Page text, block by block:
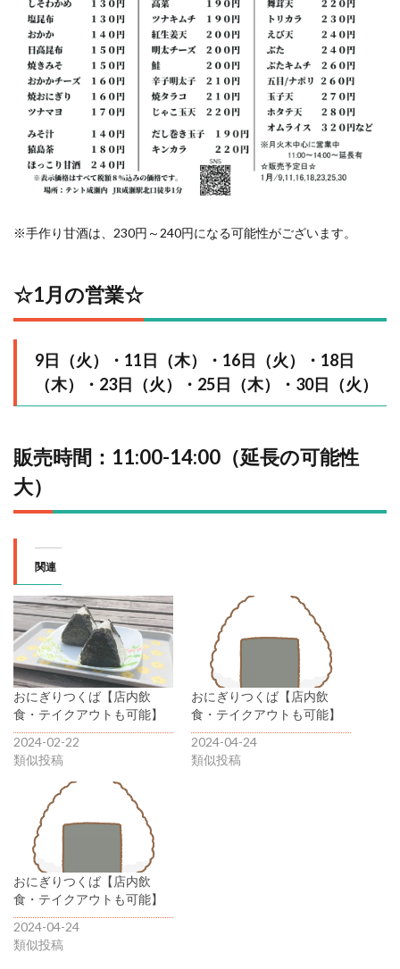
※手作り甘酒は、230円～240円になる可能性がございます。
☆1⽉の営業☆
9日（火）・11日（木）・16日（火）・18日
（木）・23日（火）・25日（木）・30日（火）
販売時間：11:00-14:00（延長の可能性
大）
関連
おにぎりつくば【店内飲
食・テイクアウトも可能】
2024-02-22
類似投稿
おにぎりつくば【店内飲
食・テイクアウトも可能】
2024-04-24
類似投稿
おにぎりつくば【店内飲
食・テイクアウトも可能】
2024-04-24
類似投稿